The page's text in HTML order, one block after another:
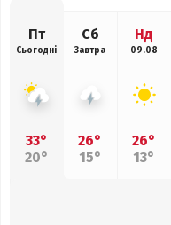
Пт
Сьогодні
33°
20°
Сб
Завтра
26°
15°
Нд
09.08
26°
13°